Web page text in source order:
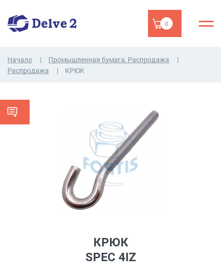
0
Начало
Промышленная бумага, Распродажа
Распродажа
КРЮК
КРЮК
SPEC 4IZ